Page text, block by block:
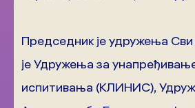
Председник је удружења Сви
је Удружења за
испитивања (КЛИНИС),